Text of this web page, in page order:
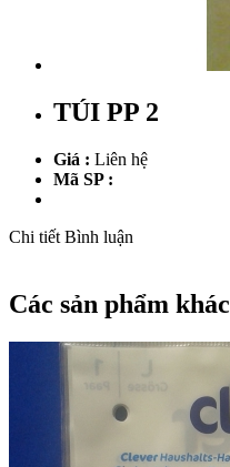
TÚI PP 2
Giá : Liên hệ
Mã SP :
Chi tiết Bình luận
Các sản phẩm khác